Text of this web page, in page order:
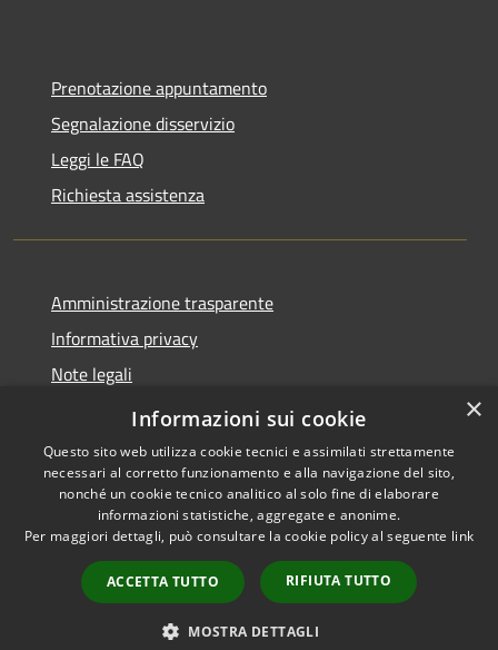
Prenotazione appuntamento
Segnalazione disservizio
Leggi le FAQ
Richiesta assistenza
Amministrazione trasparente
Informativa privacy
Note legali
Dichiarazione di accessibilità
Accessibilità
Copyright © 2026 • Comune di
Torre Cajetani • Powered by
Municipium•
Accesso
redazione
×
Informazioni sui cookie
Questo sito web utilizza cookie tecnici e assimilati strettamente
necessari al corretto funzionamento e alla navigazione del sito,
nonché un cookie tecnico analitico al solo fine di elaborare
informazioni statistiche, aggregate e anonime.
Per maggiori dettagli, può consultare la cookie policy al seguente link
ACCETTA TUTTO RIFIUTA TUTTO
MOSTRA DETTAGLI